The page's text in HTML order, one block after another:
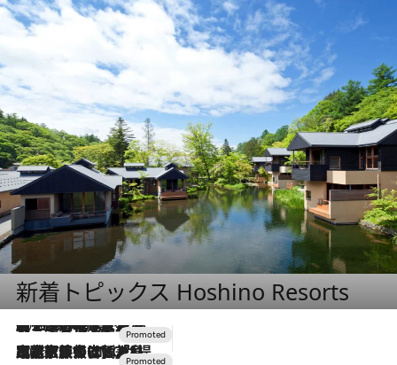
新着トピックス Hoshino Resorts
2026.8.7
【トンボの足水浴】ヒノキの香りに包まれて涼感マックス！約13℃の湧水かけ流しを避暑地「星野温泉 トンボの湯」で体験
2026.7.31
【ホテル帰省】という選択肢をOMOが提案。家族とほどよい距離を保つには「昼は実家、夜は気兼ねなくホテルで！」